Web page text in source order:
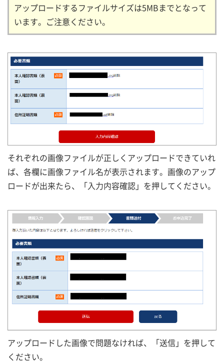
アップロードするファイルサイズは5MBまでとなって
います。ご注意ください。
それぞれの画像ファイルが正しくアップロードできていれ
ば、各欄に画像ファイル名が表示されます。画像のアップ
ロードが出来たら、「入力内容確認」を押してください。
アップロードした画像で問題なければ、「送信」を押して
ください。